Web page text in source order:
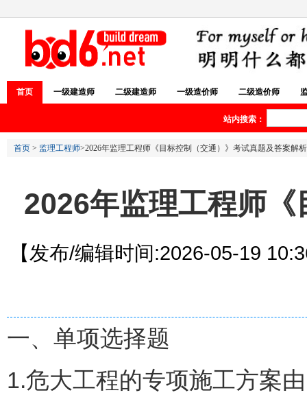
首页 一级建造师 二级建造师 一级造价师 二级造价师
站内搜索：
首页 > 监理工程师>2026年监理工程师《目标控制（交通）》考试真题及答案解析
2026年监理工程师
【发布/编辑时间:2026-05-19
一、单项选择题
1.危大工程的专项施工方案